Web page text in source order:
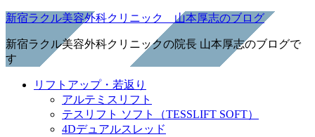
新宿ラクル美容外科クリニック 山本厚志のブログ
新宿ラクル美容外科クリニックの院長 山本厚志のブログで
す
リフトアップ・若返り
アルテミスリフト
テスリフト ソフト（TESSLIFT SOFT）
4Dデュアルスレッド